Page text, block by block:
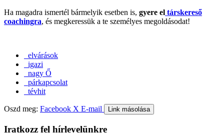
Ha magadra ismertél bármelyik esetben is, gyere el társkereső
coachingra, és megkeressük a te személyes megoldásodat!
elvárások
igazi
nagy Ő
párkapcsolat
tévhit
Oszd meg: Facebook X E-mail Link másolása
Iratkozz fel hírlevelünkre